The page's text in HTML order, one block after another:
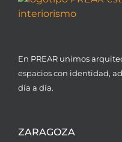
En PREAR unimos
espacios con identidad,
día a día.
ZARAGOZA